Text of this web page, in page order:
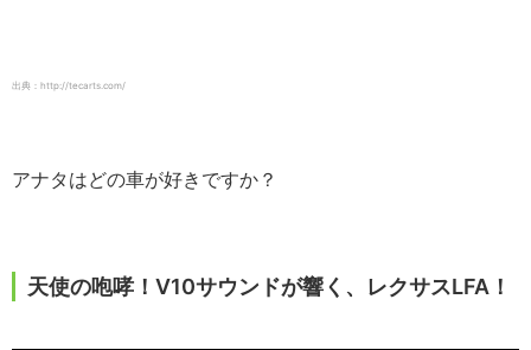
出典：http://tecarts.com/
アナタはどの車が好きですか？
天使の咆哮！V10サウンドが響く、レクサスLFA！